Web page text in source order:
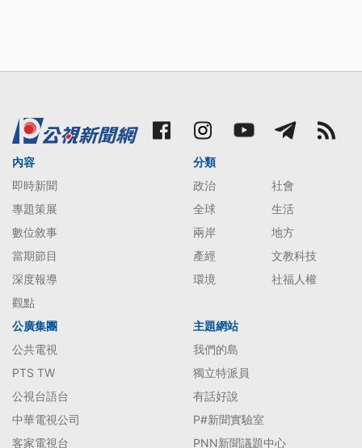
內容
即時新聞
專題策展
數位敘事
當期節目
深度報導
觀點
分類
政治
社會
全球
生活
兩岸
地方
產經
文教科技
環境
社福人權
公廣集團
公共電視
PTS TW
公視台語台
中華電視公司
客家電視台
主題網站
我們的島
獨立特派員
有話好說
P#新聞實驗室
PNN新聞議題中心